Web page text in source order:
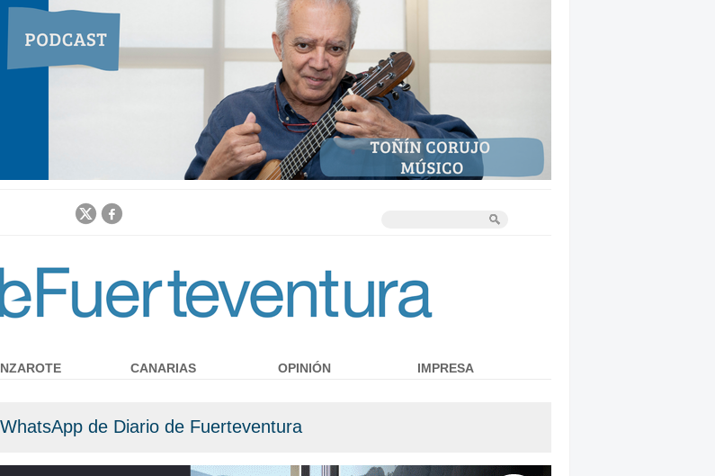
Jump to navigation
de Diario de Fuerteventura
CANARIAS OPINIÓN IMPRESA